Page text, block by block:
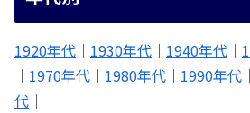
1920年代 ｜ 1930年代 ｜ 1940年代 ｜
｜ 1970年代 ｜ 1980年代 ｜ 1990年代 ｜
代 ｜